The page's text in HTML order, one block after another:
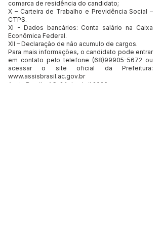
comarca de residência do candidato;
X – Carteira de Trabalho e Previdência Social –
CTPS.
XI - Dados bancários: Conta salário na Caixa
Econômica Federal.
XII – Declaração de não acumulo de cargos.
Para mais informações, o candidato pode entrar
em contato pelo telefone (68)99905-5672 ou
acessar o site oficial da Prefeitura:
www.assisbrasil.ac.gov.br
Assis Brasil – AC, 24 de abril 2026